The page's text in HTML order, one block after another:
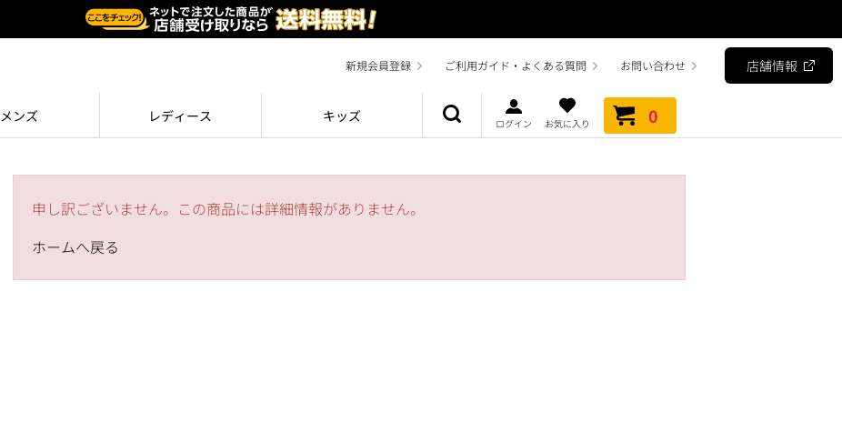
新規会員登録 ご利用ガイド・よくある質問 お問い合わせ 店舗情報
メンズ レディース キッズ ログイン お気に入り 0
申し訳ございません。この商品には詳細情報がありません。
ホームへ戻る